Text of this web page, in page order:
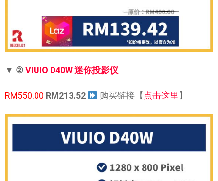
▼ ②VIUIO D40W 迷你投影仪
RM550.00 RM213.52 购买链接【 点击这里 】